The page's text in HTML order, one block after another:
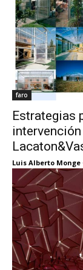
faro
Estrategias
Luis Alberto Monge